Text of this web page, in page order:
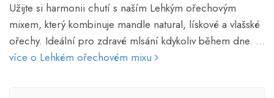
Užijte si harmonii chutí s naším Lehkým ořechovým
mixem, který kombinuje mandle natural, lískové a vlašské
ořechy. Ideální pro zdravé mlsání kdykoliv během dne. ...
více o Lehkém ořechovém mixu